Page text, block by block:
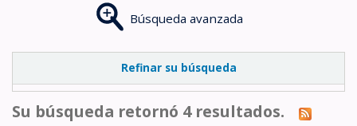
Búsqueda avanzada
Refinar su búsqueda
Su búsqueda retornó 4 resultados.